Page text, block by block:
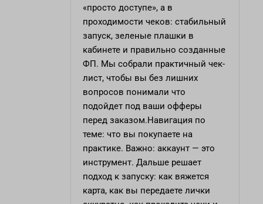
«просто доступе», а в
проходимости чеков: стабильный
запуск, зеленые плашки в
кабинете и правильно созданные
ФП. Мы собрали практичный чек-
лист, чтобы вы без лишних
вопросов понимали что
подойдет под ваши офферы
перед заказом.Навигация по
теме: что вы покупаете на
практике. Важно: аккаунт — это
инструмент. Дальше решает
подход к запуску: как вяжется
карта, как вы передаете лички